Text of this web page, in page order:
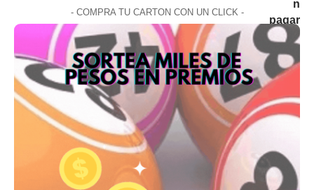
- COMPRA TU CARTON CON UN CLICK -